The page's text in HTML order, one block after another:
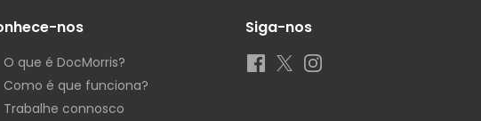
nos
O que é DocMorris?
Como é que funciona?
Trabalhe connosco
Siga-nos